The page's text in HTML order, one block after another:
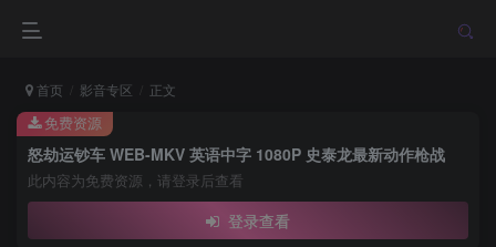
首页 影音专区 正文
怒劫运钞车 WEB-MKV 英语中字 1080P 史泰龙最新动作枪战
此内容为免费资源，请登录后查看
登录查看
免费资源